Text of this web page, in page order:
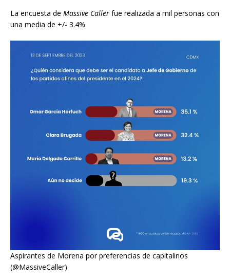
La encuesta de Massive Caller fue realizada a mil personas con
una media de +/- 3.4%.
Aspirantes de Morena por preferencias de capitalinos
(@MassiveCaller)